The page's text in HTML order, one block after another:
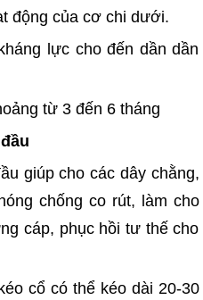
động của cơ chi dưới.
lực cho đến dần dần
từ 3 đến 6 tháng
giúp cho các dây chằng,
chống co rút, làm cho
cáp, phục hồi tư thế cho
cổ có thể kéo dài 20-30